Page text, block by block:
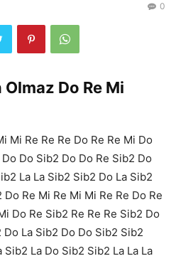
0
Do Re Mi
Mi Re Re Re Do Re Re Mi Do
Do Sib2 Do Do Re Sib2 Do
La La Sib2 Sib2 Do La Sib2
Re Mi Re Mi Mi Re Re Do Re
Do Re Sib2 Re Re Re Sib2 Do
La Sib2 Do Do Sib2 Sib2
La Do Sib2 Sib2 La La La